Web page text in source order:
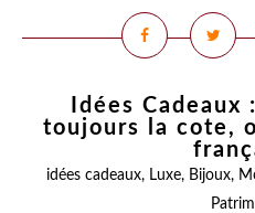
Idées
toujours la cote,
idées cadeaux, Luxe, Bijoux,